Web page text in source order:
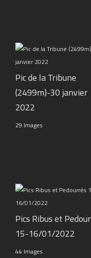
Pic de la Tribune
(2499m)-30 janvier
2022
29 Images
Pics Ribus et
15-16/01/2022
44 Images